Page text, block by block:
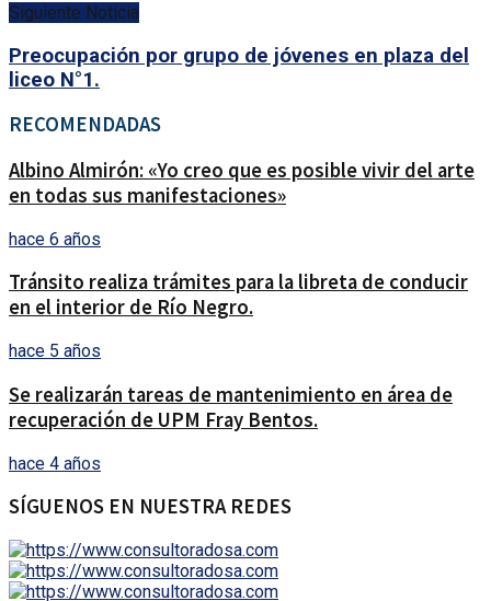
Siguiente Noticia
Preocupación por grupo de jóvenes en plaza del
liceo N°1.
RECOMENDADAS
Albino Almirón: «Yo creo que es posible vivir del arte
en todas sus manifestaciones»
hace 6 años
Tránsito realiza trámites para la libreta de conducir
en el interior de Río Negro.
hace 5 años
Se realizarán tareas de mantenimiento en área de
recuperación de UPM Fray Bentos.
hace 4 años
SÍGUENOS EN NUESTRA REDES